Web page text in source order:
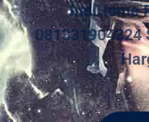
IndiHome